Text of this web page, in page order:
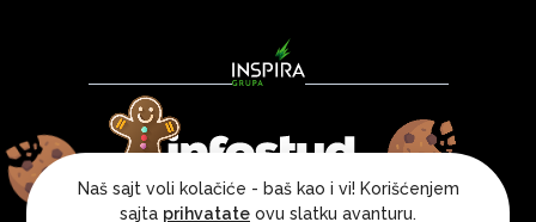
Naš sajt voli kolačiće - baš kao i vi! Korišćenjem
sajta prihvatate ovu slatku avanturu.